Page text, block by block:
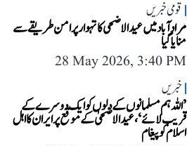
قومی خبریں
مرادآباد میں عید الاضحی کا تہوار پرامن طریقے سے
منایا گیا
28 May 2026, 3:40 PM
خبریں
’اللہ ہم مسلمانوں کے دلوں کو ایک دوسرے کے
قریب لائے‘، عید الاضحیٰ کے موقع پر ایران کا اہل
اسلام کو پیغام